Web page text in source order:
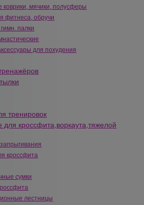
коврики, мячики, полусферы
фитнеса, обручи
палки
для похудения
тренировок
кроссфита,воркаута,тяжелой
кроссфита
сумки
лестницы